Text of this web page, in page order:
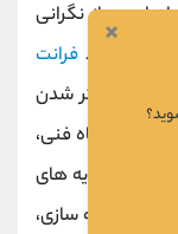
است. از نگرانی
مانند فرانت
که با کوتاه‌ تر شدن
از نگاه فنی،
در لایه‌ های
عدم بهینه‌ سازی،
×